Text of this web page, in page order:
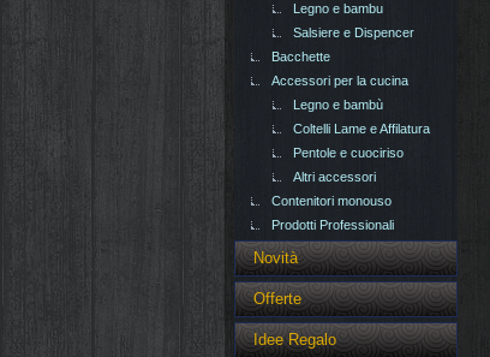
Legno e bambu
Salsiere e Dispencer
Bacchette
Accessori per la cucina
Legno e bambù
Coltelli Lame e Affilatura
Pentole e cuociriso
Altri accessori
Contenitori monouso
Prodotti Professionali
Novità
Offerte
Idee Regalo